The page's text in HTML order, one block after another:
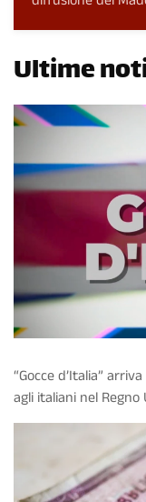
Ultime
“Gocce d’Italia”
agli italiani nel Regno